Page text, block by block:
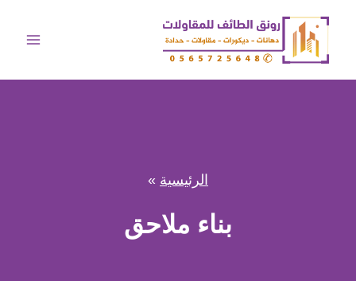
المحتوى
الرئيسية »
بناء ملاحق